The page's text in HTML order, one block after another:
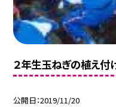
２年生玉ねぎの植え付け
公開日 2019/11/20